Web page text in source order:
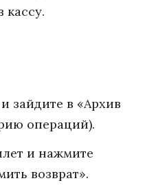
кассу.
зайдите в «Архив
операций).
и нажмите
возврат».